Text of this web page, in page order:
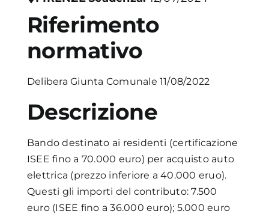
Academy
Riferimento
normativo
Delibera Giunta Comunale 11/08/2022
Descrizione
Bando destinato ai residenti (certificazione
ISEE fino a 70.000 euro) per acquisto auto
elettrica (prezzo inferiore a 40.000 eruo).
Questi gli importi del contributo: 7.500
euro (ISEE fino a 36.000 euro); 5.000 euro